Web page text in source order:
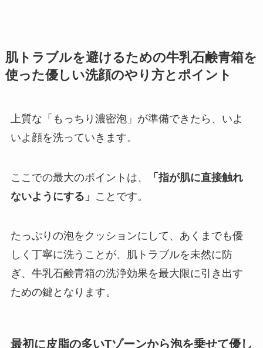
肌トラブルを避けるための牛乳石鹸青箱を
使った優しい洗顔のやり方とポイント
上質な「もっちり濃密泡」が準備できたら、いよ
いよ顔を洗っていきます。
ここでの最大のポイントは、
「指が肌に直接触れ
ないようにする」 ことです。
たっぷりの泡をクッションにして、あくまでも優
しく丁寧に洗うことが、肌トラブルを未然に防
ぎ、牛乳石鹸青箱の洗浄効果を最大限に引き出す
ための鍵となります。
最初に皮脂の多いTゾーンから泡を乗せて優し